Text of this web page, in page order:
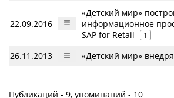
22.09.2016
«Детский мир»
информационное
SAP for Retail
1
26.11.2013 «Детский мир»
Публикаций - 9, упоминаний - 10